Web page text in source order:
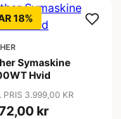
18%
Symaskine
Hvid
PRIS 3.999,00 KR
kr